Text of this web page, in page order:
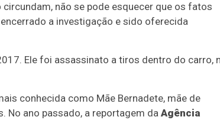
não se pode esquecer que os fatos
a investigação e sido oferecida
Ele foi assassinato a tiros dentro do carro,
conhecida como Mãe Bernadete, mãe de
No ano passado, a reportagem daAgência